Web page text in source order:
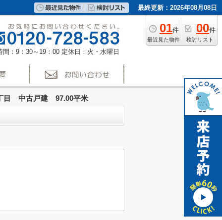
最終更新：2026年08月08日
01件
最近見た物件
00件
検討リスト
間：9：30～19：00 定休日：火・水曜日
目 中古戸建 97.00平米